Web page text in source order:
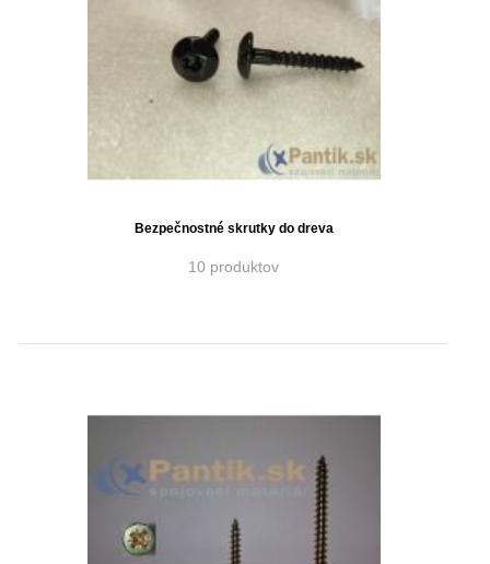
Bezpečnostné skrutky do dreva
10 produktov